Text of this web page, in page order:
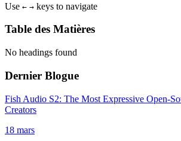
Use ← → keys to navigate
Table des Matières
No headings found
Dernier Blogue
Fish Audio S2: The Most Expressive Open-
Creators
18 mars